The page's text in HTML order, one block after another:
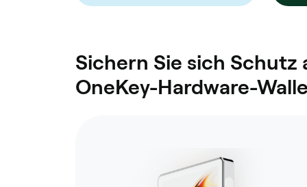
Sichern Sie sich
OneKey-Hardware-